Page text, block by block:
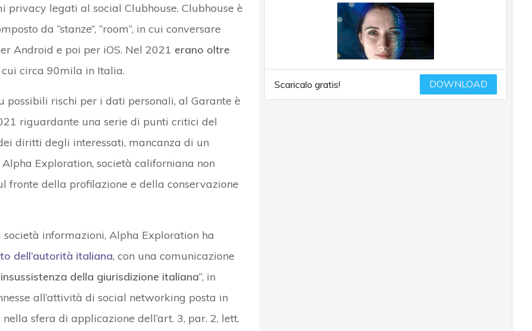
legati al social Clubhouse. Clubhouse è
da “stanze”, “room”, in cui conversare
Android e poi per iOS. Nel 2021 erano oltre
cui circa 90mila in Italia.
possibili rischi per i dati personali, al Garante è
riguardante una serie di punti critici del
diritti degli interessati, mancanza di un
Exploration, società californiana non
fronte della profilazione e della conservazione
informazioni, Alpha Exploration ha
dell’autorità italiana, con una comunicazione
della giurisdizione italiana“, in
all’attività di social networking posta in
sfera di applicazione dell’art. 3, par. 2, lett.
Scaricalo gratis! DOWNLOAD